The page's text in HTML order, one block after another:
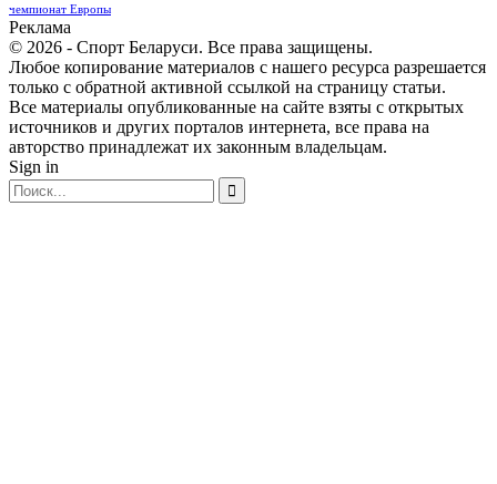
чемпионат Европы
Реклама
© 2026 - Спорт Беларуси. Все права защищены.
Любое копирование материалов с нашего ресурса разрешается
только с обратной активной ссылкой на страницу статьи.
Все материалы опубликованные на сайте взяты с открытых
источников и других порталов интернета, все права на
авторство принадлежат их законным владельцам.
Sign in